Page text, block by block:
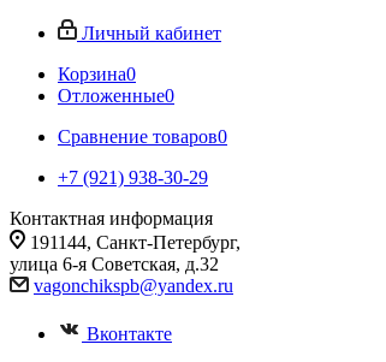
Личный кабинет
Корзина0
Отложенные0
Сравнение товаров0
+7 (921) 938-30-29
Контактная информация
191144, Санкт-Петербург,
улица 6-я Советская, д.32
vagonchikspb@yandex.ru
Вконтакте